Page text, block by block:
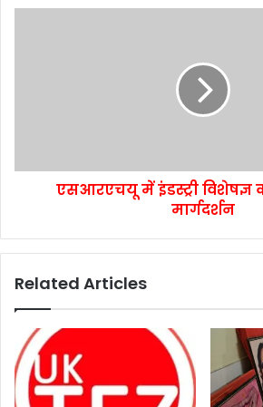
एसआरएचयू में इंडस्ट्री विशेषज्ञ
मार्गदर्शन
Related Articles